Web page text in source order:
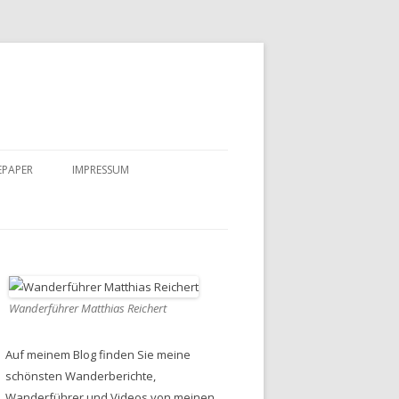
IMPRESSUM
Wanderführer Matthias Reichert
Auf meinem Blog finden Sie meine
schönsten Wanderberichte,